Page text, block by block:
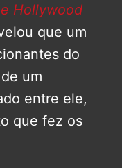
Hollywood
que um
do
um
entre ele,
que fez os